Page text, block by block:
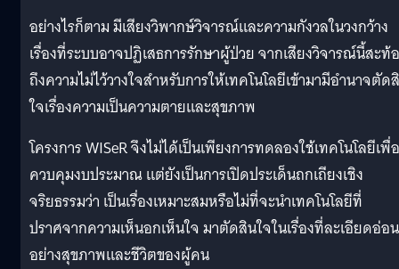
อย่างไรก็ตาม มีเสียงวิพากษ์วิจารณ์และความกังวลในวงกว้าง
เรื่องที่ระบบอาจปฏิเสธการรักษาผู้ป่วย จากเสียงวิจารณ์นี้สะท้
ถึงความไม่ไว้วางใจสำหรับการให้เทคโนโลยีเข้ามามีอำนาจตัด
ใจเรื่องความเป็นความตายและสุขภาพ
โครงการ WISeR จึงไม่ได้เป็นเพียงการทดลองใช้เทคโนโลยีเพื่อ
ควบคุมงบประมาณ แต่ยังเป็นการเปิดประเด็นถกเถียงเชิง
จริยธรรมว่า เป็นเรื่องเหมาะสมหรือไม่ที่จะนำเทคโนโลยีที่
ปราศจากความเห็นอกเห็นใจ มาตัดสินใจในเรื่องที่ละเอียดอ่อน
อย่างสุขภาพและชีวิตของผู้คน